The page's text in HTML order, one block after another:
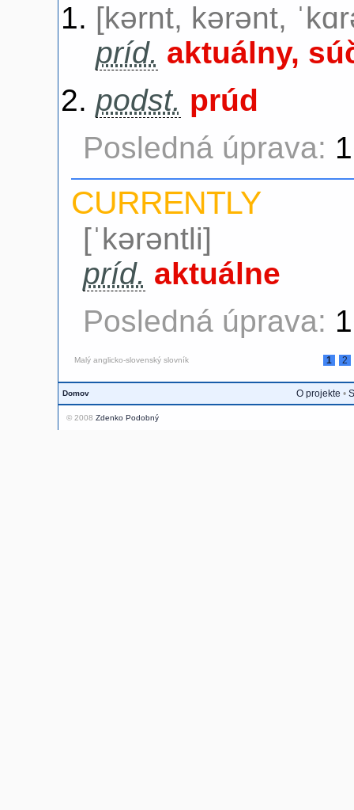
[kərnt, kərənt,
príd. aktuálny,
podst. prúd
Posledná úprava:
CURRENTLY
[ˈkərəntli]
príd. aktuálne
Posledná úprava:
Malý anglicko-slovenský slovník 1 2
Domov O projekte •
© 2008 Zdenko Podobný